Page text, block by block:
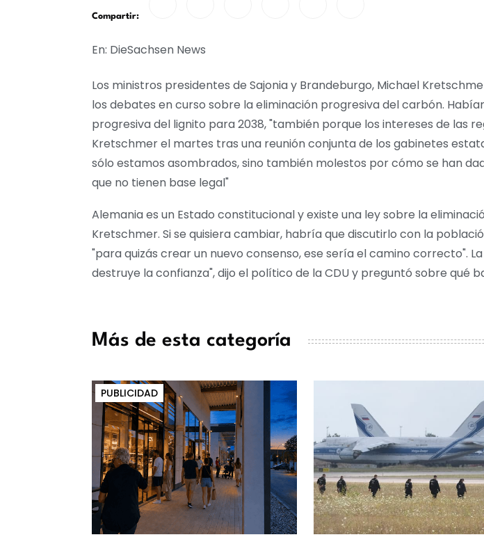
Compartir:
En: DieSachsen News
Los ministros presidentes de Sajonia y Brandeburgo, Michael
los debates en curso sobre la eliminación progresiva del carbón.
progresiva del lignito para 2038, "también porque los intereses de las
Kretschmer el martes tras una reunión conjunta de los gabinetes
sólo estamos asombrados, sino también molestos por cómo se han
que no tienen base legal"
Alemania es un Estado constitucional y existe una ley sobre la
Kretschmer. Si se quisiera cambiar, habría que discutirlo con la
"para quizás crear un nuevo consenso, ese sería el camino correcto".
destruye la confianza", dijo el político de la CDU y preguntó sobre qué
Más de esta categoría
PUBLICIDAD